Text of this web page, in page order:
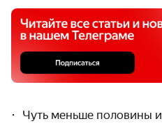
Чуть меньше половины